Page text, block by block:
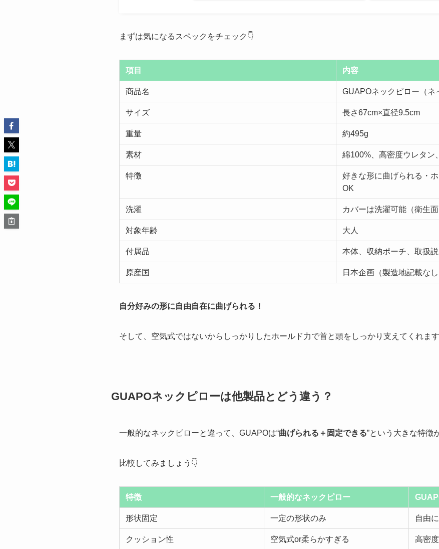
まずは気になるスペックをチェック👇
項目 内容
商品名 GUAPOネックピロー（ネ
サイズ 長さ67cm×直径9.5cm
重量 約495g
素材 綿100%、高密度ウレタン
特徴
好きな形に曲げられる・
OK
洗濯 カバーは洗濯可能（衛生面
対象年齢 大人
付属品 本体、収納ポーチ、取扱
原産国 日本企画（製造地記載なし
自分好みの形に自由自在に曲げられる！
そして、空気式ではないからしっかりしたホールド力で首と頭をしっかり支えてくれま
GUAPOネックピローは他製品とどう違う？
一般的なネックピローと違って、GUAPOは“曲げられる＋固定できる”という大きな特徴
比較してみましょう👇
特徴 一般的なネックピロー
形状固定 一定の形状のみ 自由
クッション性 空気式or柔らかすぎる 高密